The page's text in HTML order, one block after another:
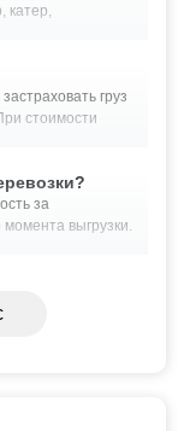
катер,
ширина/высота;
и
груз
стоимости
является
за
выгрузки.
Это
груза